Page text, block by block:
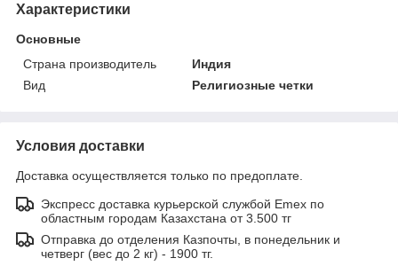
Характеристики
Основные
Страна производитель
Индия
Вид
Религиозные четки
Условия доставки
Доставка осуществляется только по предоплате.
Экспресс доставка курьерской службой Emex по
областным городам Казахстана от 3.500 тг
Отправка до отделения Казпочты, в понедельник и
четверг (вес до 2 кг) - 1900 тг.